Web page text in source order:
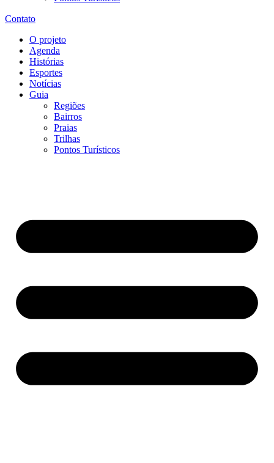
Contato
O projeto
Agenda
Histórias
Esportes
Notícias
Guia
Regiões
Bairros
Praias
Trilhas
Pontos Turísticos